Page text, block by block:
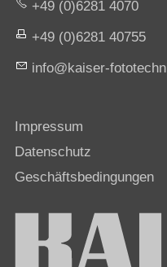
+49 (0)6281 4070
+49 (0)6281 40755
nf
k s r-f t t chn
Impressum
Datenschutz
Geschäftsbedingungen